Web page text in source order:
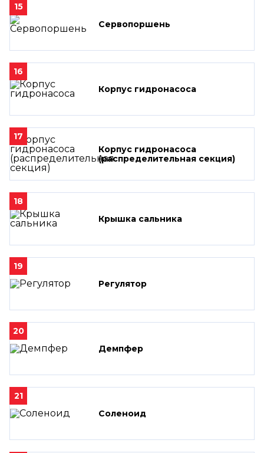
15
Сервопоршень
16
Корпус гидронасоса
17
Корпус гидронасоса
(распределительная секция)
18
Крышка сальника
19
Регулятор
20
Демпфер
21
Соленоид